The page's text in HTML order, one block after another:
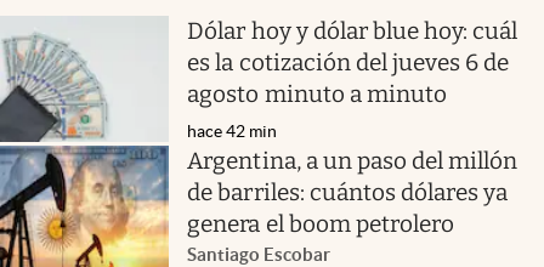
Dólar hoy y dólar blue hoy: cuál
es la cotización del jueves 6 de
agosto minuto a minuto
hace 42 min
Argentina, a un paso del millón
de barriles: cuántos dólares ya
genera el boom petrolero
Santiago Escobar